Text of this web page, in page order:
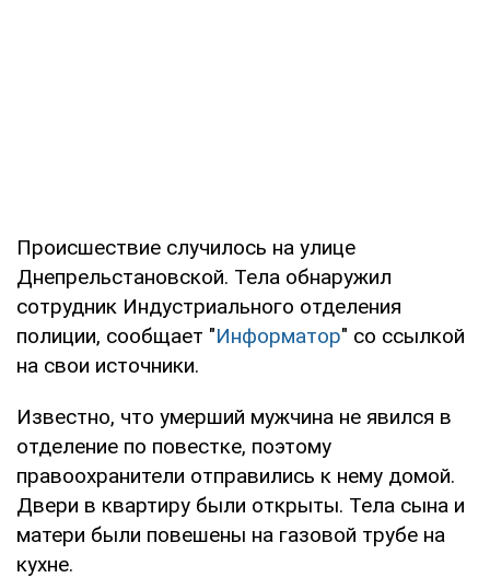
Происшествие случилось на улице
Днепрельстановской. Тела обнаружил
сотрудник Индустриального отделения
полиции, сообщает "Информатор" со ссылкой
на свои источники.
Известно, что умерший мужчина не явился в
отделение по повестке, поэтому
правоохранители отправились к нему домой.
Двери в квартиру были открыты. Тела сына и
матери были повешены на газовой трубе на
кухне.